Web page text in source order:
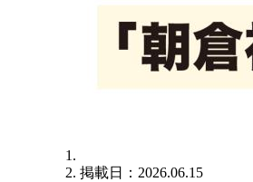
掲載日：2026.06.15